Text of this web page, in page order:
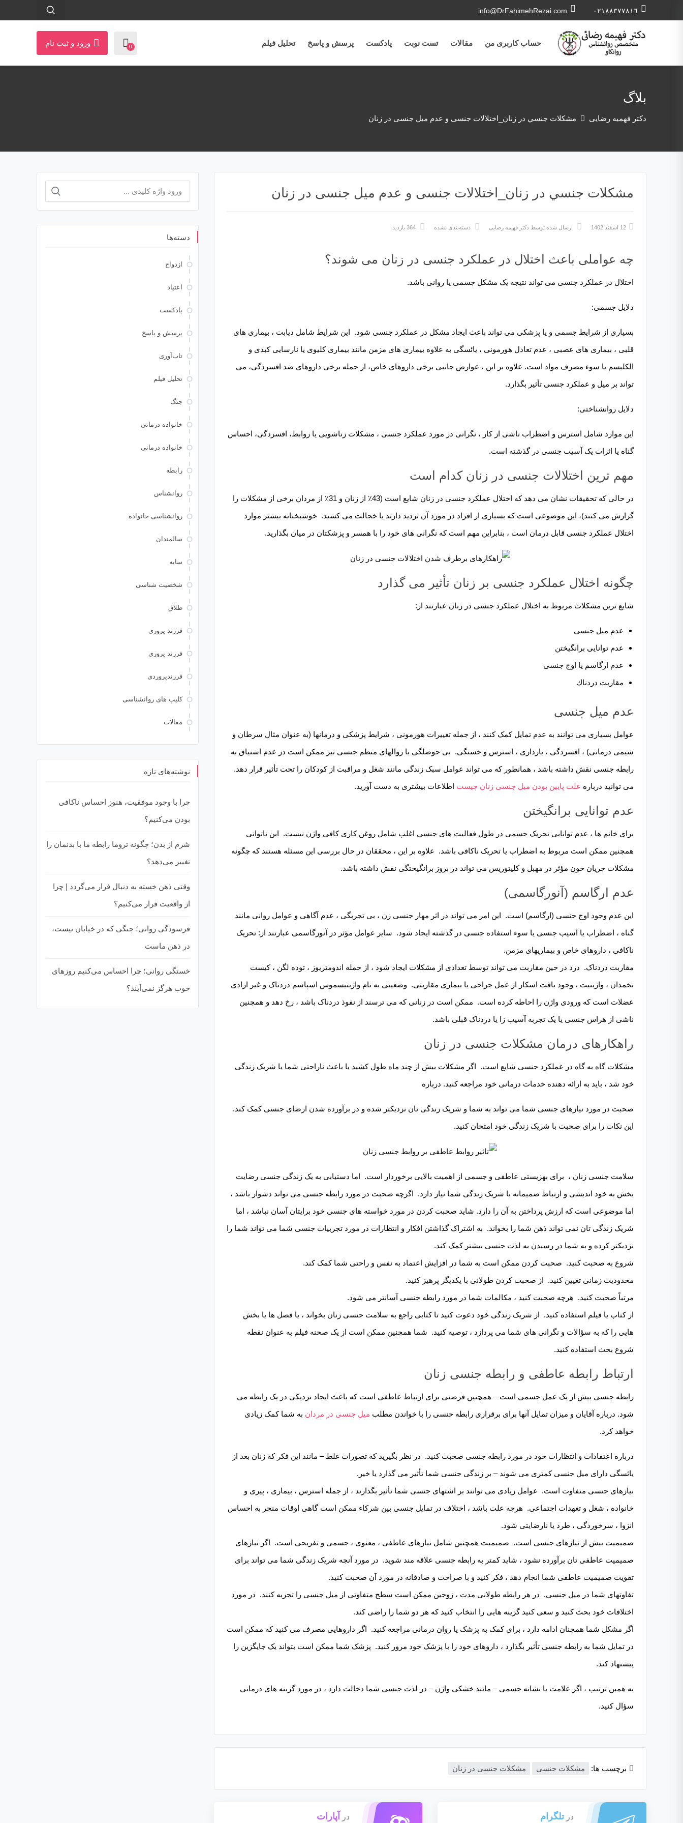
٠٢١٨٨٣٧٧٨١٦ info@DrFahimehRezai.com
حساب کاربری من مقالات تست نوبت پادکست پرسش و پاسخ تحلیل فیلم 0 ورود و ثبت نام
بلاگ
دکتر فهمیه رضایی مشكلات جنسي در زنان_اختلالات جنسی و عدم میل جنسی در زنان
مشكلات جنسي در زنان_اختلالات جنسی و عدم میل جنسی در زنان
12 اسفند 1402 ارسال شده توسط دکتر فهیمه رضایی دسته‌بندی نشده
چه عواملی باعث اختلال در عملکرد جنسی در زنان می شوند؟
اختلال در عملکرد جنسی می تواند نتیجه یک مشکل جسمی یا روانی باشد.
دلایل جسمی:
بسیاری از شرایط جسمی و یا پزشکی می تواند باعث ایجاد مشکل در عملکرد جنسی شود. این شرایط شامل دیابت ، بیماری های
قلبی ، بیماری های عصبی ، عدم تعادل هورمونی ، یائسگی به علاوه بیماری های مزمن مانند بیماری کلیوی یا نارسایی کبدی و
الکلیسم یا سوء مصرف مواد است. علاوه بر این ، عوارض جانبی برخی داروهای خاص، از جمله برخی داروهای ضد افسردگی، می
تواند بر میل و عملکرد جنسی تأثیر بگذارد.
دلایل روانشناختی:
این موارد شامل استرس و اضطراب ناشی از کار ، نگرانی در مورد عملکرد جنسی ، مشکلات زناشویی یا روابط، افسردگی، احساس
گناه یا اثرات یک آسیب جنسی در گذشته است.
مهم ترین اختلالات جنسی در زنان کدام است
در حالی که تحقیقات نشان می دهد که اختلال عملکرد جنسی در زنان شایع است (43٪ از زنان و 31٪ از مردان برخی از مشکلات را
گزارش می کنند)، این موضوعی است که بسیاری از افراد در مورد آن تردید دارند یا خجالت می کشند. خوشبختانه بیشتر موارد
اختلال عملکرد جنسی قابل درمان است ، بنابراین مهم است که نگرانی های خود را با همسر و پزشکتان در میان بگذارید.
چگونه اختلال عملکرد جنسی بر زنان تأثیر می گذارد
شایع ترین مشکلات مربوط به اختلال عملکرد جنسی در زنان عبارتند از:
عدم میل جنسی
عدم توانایی برانگیختن
عدم ارگاسم یا اوج جنسی
مقاربت دردناك
عدم ميل جنسی
عوامل بسیاری می توانند به عدم تمایل کمک کنند ، از جمله تغییرات هورمونی ، شرایط پزشکی و درمانها (به عنوان مثال سرطان و
شیمی درمانی) ، افسردگی ، بارداری ، استرس و خستگی. بی حوصلگی با روالهای منظم جنسی نیز ممکن است در عدم اشتیاق به
رابطه جنسی نقش داشته باشد ، همانطور که می تواند عوامل سبک زندگی مانند شغل و مراقبت از کودکان را تحت تأثیر قرار دهد.
می توانید درباره علت پایین بودن میل جنسی زنان چیست اطلاعات بیشتری به دست آورید.
عدم توانایی برانگیختن
برای خانم ها ، عدم توانایی تحریک جسمی در طول فعالیت های جنسی اغلب شامل روغن کاری کافی واژن نیست. این ناتوانی
همچنین ممکن است مربوط به اضطراب یا تحریک ناکافی باشد. علاوه بر این ، محققان در حال بررسی این مسئله هستند که چگونه
مشکلات جریان خون مؤثر در مهبل و کلیتوریس می تواند در بروز برانگیختگی نقش داشته باشد.
عدم ارگاسم (آنورگاسمی)
این عدم وجود اوج جنسی (ارگاسم) است. این امر می تواند در اثر مهار جنسی زن ، بی تجربگی ، عدم آگاهی و عوامل روانی مانند
گناه ، اضطراب یا آسیب جنسی یا سوء استفاده جنسی در گذشته ایجاد شود. سایر عوامل مؤثر در آنورگاسمی عبارتند از: تحریک
ناکافی ، داروهای خاص و بیماریهای مزمن.
مقاربت دردناک. درد در حین مقاربت می تواند توسط تعدادی از مشکلات ایجاد شود ، از جمله اندومتریوز ، توده لگن ، کیست
تخمدان ، واژینیت ، وجود بافت اسکار از عمل جراحی یا بیماری مقاربتی. وضعیتی به نام واژینیسموس اسپاسم دردناک و غیر ارادی
عضلات است که ورودی واژن را احاطه کرده است. ممکن است در زنانی که می ترسند از نفوذ دردناک باشد ، رخ دهد و همچنین
ناشی از هراس جنسی یا یک تجربه آسیب زا یا دردناک قبلی باشد.
راهکارهای درمان مشکلات جنسی در زنان
مشکلات گاه به گاه در عملکرد جنسی شایع است. اگر مشکلات بیش از چند ماه طول کشید یا باعث ناراحتی شما یا شریک زندگی
خود شد ، باید به ارائه دهنده خدمات درمانی خود مراجعه کنید. درباره
صحبت در مورد نیازهای جنسی شما می تواند به شما و شریک زندگی تان نزدیکتر شده و در برآورده شدن ارضای جنسی کمک کند.
این نکات را برای صحبت با شریک زندگی خود امتحان کنید.
سلامت جنسی زنان ، برای بهزیستی عاطفی و جسمی از اهمیت بالایی برخوردار است. اما دستیابی به یک زندگی جنسی رضایت
بخش به خود اندیشی و ارتباط صمیمانه با شریک زندگی شما نیاز دارد. اگرچه صحبت در مورد رابطه جنسی می تواند دشوار باشد ،
اما موضوعی است که ارزش پرداختن به آن را دارد. شاید صحبت کردن در مورد خواسته های جنسی خود برایتان آسان نباشد ، اما
شریک زندگی تان نمی تواند ذهن شما را بخواند. به اشتراک گذاشتن افکار و انتظارات در مورد تجربیات جنسی شما می تواند شما را
نزدیکتر کرده و به شما در رسیدن به لذت جنسی بیشتر کمک کند.
شروع به صحبت کنید. صحبت کردن ممکن است به شما در افزایش اعتماد به نفس و راحتی شما کمک کند.
محدودیت زمانی تعیین کنید. از صحبت کردن طولانی با یکدیگر پرهیز کنید.
مرتباً صحبت کنید. هرچه صحبت کنید ، مکالمات شما در مورد رابطه جنسی آسانتر می شود.
از کتاب یا فیلم استفاده کنید. از شریک زندگی خود دعوت کنید تا کتابی راجع به سلامت جنسی زنان بخواند ، یا فصل ها یا بخش
هایی را که به سؤالات و نگرانی های شما می پردازد ، توصیه کنید. شما همچنین ممکن است از یک صحنه فیلم به عنوان نقطه
شروع بحث استفاده کنید.
ارتباط رابطه عاطفی و رابطه جنسی زنان
رابطه جنسی بیش از یک عمل جسمی است – همچنین فرصتی برای ارتباط عاطفی است که باعث ایجاد نزدیکی در یک رابطه می
شود. درباره آقایان و میزان تمایل آنها برای برقراری رابطه جنسی را با خواندن مطلب میل جنسی در مردان به شما کمک زیادی
خواهد کرد.
درباره اعتقادات و انتظارات خود در مورد رابطه جنسی صحبت کنید. در نظر بگیرید که تصورات غلط – مانند این فکر که زنان بعد از
یائسگی دارای میل جنسی کمتری می شوند – بر زندگی جنسی شما تأثیر می گذارد یا خیر.
نیازهای جنسی متفاوت است. عوامل زیادی می توانند بر اشتهای جنسی شما تأثیر بگذارند ، از جمله استرس ، بیماری ، پیری و
خانواده ، شغل و تعهدات اجتماعی. هرچه علت باشد ، اختلاف در تمایل جنسی بین شرکاء ممکن است گاهی اوقات منجر به احساس
انزوا ، سرخوردگی ، طرد یا نارضایتی شود.
صمیمیت بیش از نیازهای جنسی است. صمیمیت همچنین شامل نیازهای عاطفی ، معنوی ، جسمی و تفریحی است. اگر نیازهای
صمیمیت عاطفی تان برآورده نشود ، شاید کمتر به رابطه جنسی علاقه مند شوید. در مورد آنچه شریک زندگی شما می تواند برای
تقویت صمیمیت عاطفی شما انجام دهد ، فکر کنید و با صراحت و صادقانه در مورد آن صحبت کنید.
تفاوتهای شما در میل جنسی. در هر رابطه طولانی مدت ، زوجین ممکن است سطح متفاوتی از میل جنسی را تجربه کنند. در مورد
اختلافات خود بحث کنید و سعی کنید گزینه هایی را انتخاب کنید که هر دو شما را راضی کند.
اگر مشکل شما همچنان ادامه دارد ، برای کمک به پزشک یا روان درمانی مراجعه کنید. اگر داروهایی مصرف می کنید که ممکن است
در تمایل شما به رابطه جنسی تأثیر بگذارد ، داروهای خود را با پزشک خود مرور کنید. پزشک شما ممکن است بتواند یک جایگزین را
پیشنهاد کند.
به همین ترتیب ، اگر علامت یا نشانه جسمی – مانند خشکی واژن – در لذت جنسی شما دخالت دارد ، در مورد گزینه های درمانی
سؤال کنید.
برچسب ها: مشکلات جنسی مشکلات جنسی در زنان
در تلگرام در آپارات
جستجو
دسته‌ها
ازدواج
اعتیاد
پادکست
پرسش و پاسخ
تاب‌آوری
تحلیل فیلم
جنگ
خانواده درمانی
خانواده درمانی
رابطه
روانشناس
روانشناسی خانواده
سالمندان
سایه
شخصیت شناسی
طلاق
فرزند پروری
فرزند پروری
فرزندپروردی
کلیپ های روانشناسی
مقالات
نوشته‌های تازه
چرا با وجود موفقیت، هنوز احساس ناکافی
بودن می‌کنیم؟
شرم از بدن؛ چگونه تروما رابطه ما با بدنمان را
تغییر می‌دهد؟
وقتی ذهن خسته به دنبال فرار می‌گردد | چرا
از واقعیت فرار می‌کنیم؟
فرسودگی روانی؛ جنگی که در خیابان نیست،
در ذهن ماست
خستگی روانی؛ چرا احساس می‌کنیم روزهای
خوب هرگز نمی‌آیند؟